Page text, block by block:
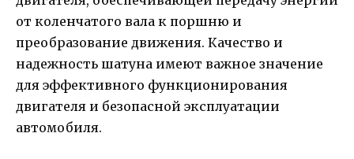
от коленчатого вала к поршню и
преобразование движения. Качество и
надежность шатуна имеют важное значение
для эффективного функционирования
двигателя и безопасной эксплуатации
автомобиля.